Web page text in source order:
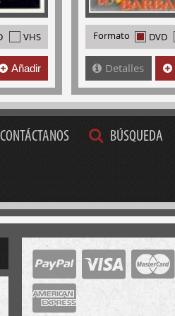
VHS
Añadir
Formato DVD
Detalles
CONTÁCTANOS BÚSQUEDA